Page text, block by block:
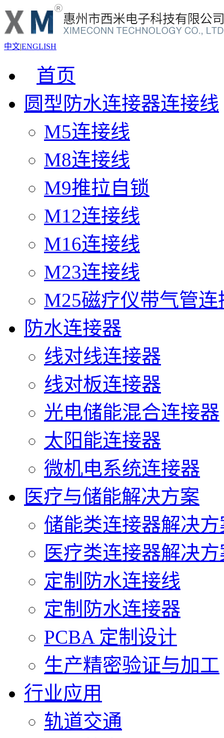
中文|ENGLISH
首页
圆型防水连接器连接线
M5连接线
M8连接线
M9推拉自锁
M12连接线
M16连接线
M23连接线
M25磁疗仪带气管连
防水连接器
线对线连接器
线对板连接器
光电储能混合连接器
太阳能连接器
微机电系统连接器
医疗与储能解决方案
储能类连接器解决方
医疗类连接器解决
定制防水连接线
定制防水连接器
PCBA 定制设计
生产精密验证与加工
行业应用
轨道交通